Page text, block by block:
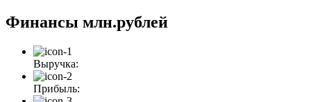
Финансы млн.рублей
Выручка:
Прибыль: